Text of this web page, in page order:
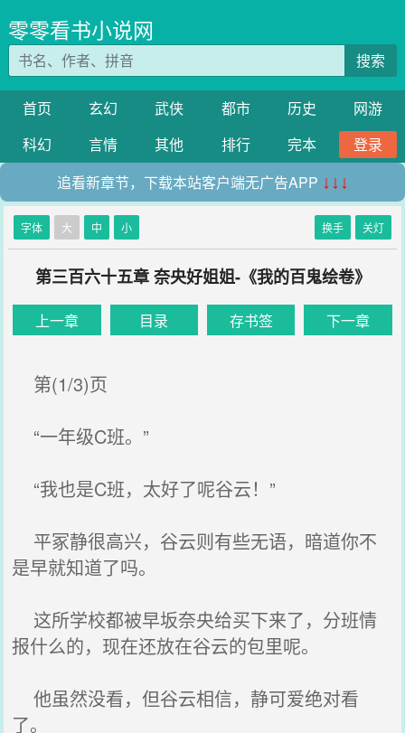
零零看书小说网
搜索
首页 玄幻 武侠 都市 历史
网游
科幻
言情 其他 排行 完本
登录
追看新章节，下载本站客户端无广告APP ↓↓↓
字体 大 中 小 换手 关灯
第三百六十五章 奈央好姐姐-《我的百鬼绘卷》
上一章 目录 存书签 下一章
第(1/3)页
“一年级C班。”
“我也是C班，太好了呢谷云！”
平冢静很高兴，谷云则有些无语，暗道你不
是早就知道了吗。
这所学校都被早坂奈央给买下来了，分班情
报什么的，现在还放在谷云的包里呢。
他虽然没看，但谷云相信，静可爱绝对看
了。